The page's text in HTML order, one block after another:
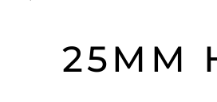
25MM